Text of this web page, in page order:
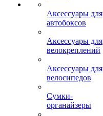
Аксессуары для
автобоксов
Аксессуары для
велокреплений
Аксессуары для
велосипедов
Сумки-
органайзеры